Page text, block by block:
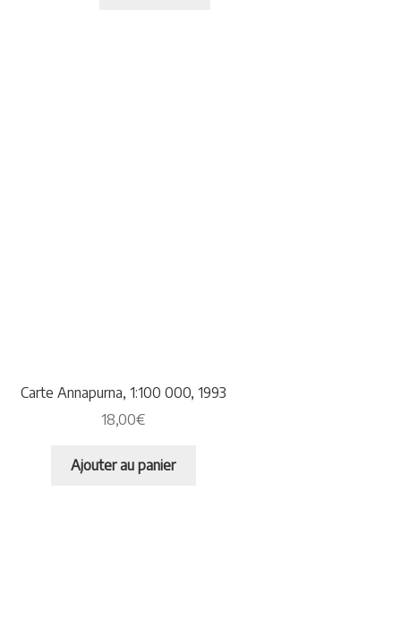
Carte Annapurna, 1:100 000, 1993
18,00€
Ajouter au panier